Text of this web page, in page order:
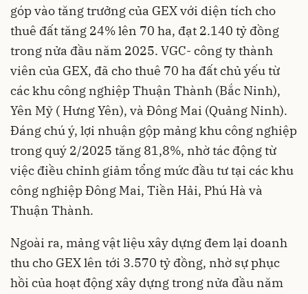
góp vào tăng trưởng của GEX với diện tích cho
thuê đất tăng 24% lên 70 ha, đạt 2.140 tỷ đồng
trong nửa đầu năm 2025. VGC- công ty thành
viên của GEX, đã cho thuê 70 ha đất chủ yếu từ
các khu công nghiệp Thuận Thành (Bắc Ninh),
Yên Mỹ ( Hưng Yên), và Đông Mai (Quảng Ninh).
Đáng chú ý, lợi nhuận gộp mảng khu công nghiệp
trong quý 2/2025 tăng 81,8%, nhờ tác động từ
việc điều chỉnh giảm tổng mức đầu tư tại các khu
công nghiệp Đông Mai, Tiền Hải, Phú Hà và
Thuận Thành.
Ngoài ra, mảng vật liệu xây dựng đem lại doanh
thu cho GEX lên tới 3.570 tỷ đồng, nhờ sự phục
hồi của hoạt động xây dựng trong nửa đầu năm